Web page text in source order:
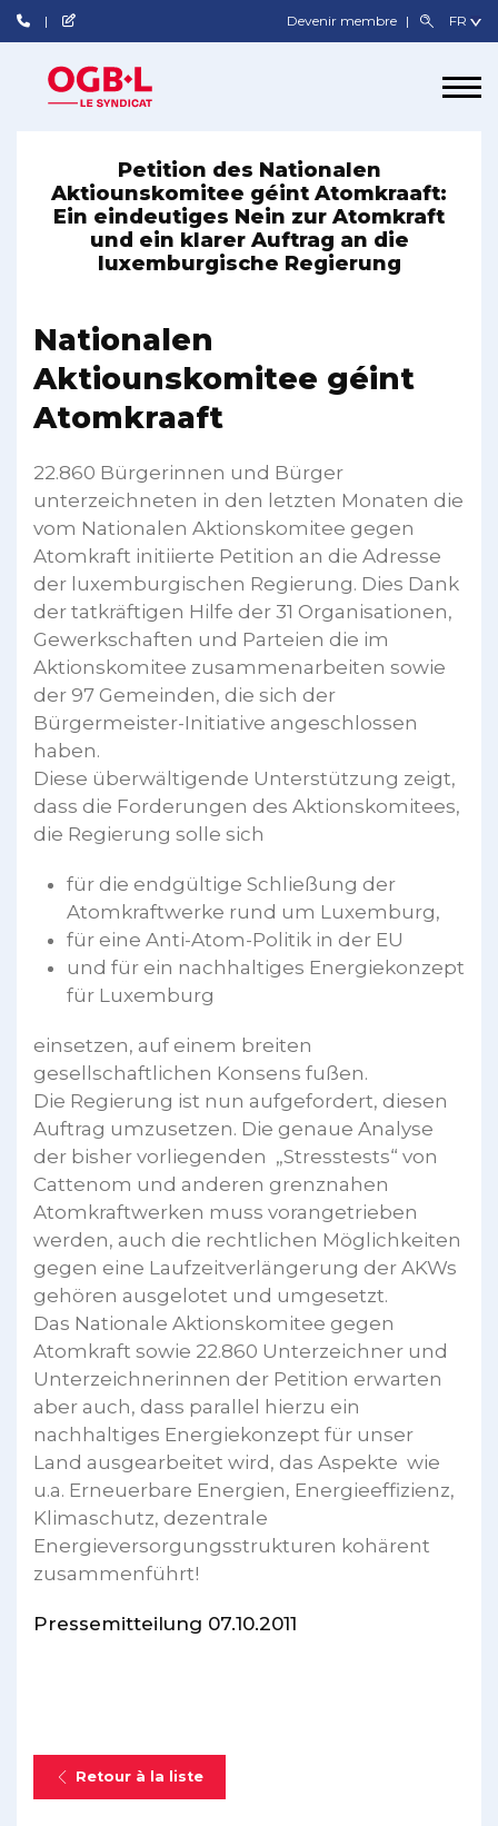
Devenir membre
Petition des Nationalen
Aktiounskomitee géint Atomkraaft:
Ein eindeutiges Nein zur Atomkraft
und ein klarer Auftrag an die
luxemburgische Regierung
Nationalen
Aktiounskomitee géint
Atomkraaft
22.860 Bürgerinnen und Bürger
unterzeichneten in den letzten Monaten die
vom Nationalen Aktionskomitee gegen
Atomkraft initiierte Petition an die Adresse
der luxemburgischen Regierung. Dies Dank
der tatkräftigen Hilfe der 31 Organisationen,
Gewerkschaften und Parteien die im
Aktionskomitee zusammenarbeiten sowie
der 97 Gemeinden, die sich der
Bürgermeister-Initiative angeschlossen
haben.
Diese überwältigende Unterstützung zeigt,
dass die Forderungen des Aktionskomitees,
die Regierung solle sich
für die endgültige Schließung der
Atomkraftwerke rund um Luxemburg,
für eine Anti-Atom-Politik in der EU
und für ein nachhaltiges Energiekonzept
für Luxemburg
einsetzen, auf einem breiten
gesellschaftlichen Konsens fußen.
Die Regierung ist nun aufgefordert, diesen
Auftrag umzusetzen. Die genaue Analyse
der bisher vorliegenden „Stresstests“ von
Cattenom und anderen grenznahen
Atomkraftwerken muss vorangetrieben
werden, auch die rechtlichen Möglichkeiten
gegen eine Laufzeitverlängerung der AKWs
gehören ausgelotet und umgesetzt.
Das Nationale Aktionskomitee gegen
Atomkraft sowie 22.860 Unterzeichner und
Unterzeichnerinnen der Petition erwarten
aber auch, dass parallel hierzu ein
nachhaltiges Energiekonzept für unser
Land ausgearbeitet wird, das Aspekte wie
u.a. Erneuerbare Energien, Energieeffizienz,
Klimaschutz, dezentrale
Energieversorgungsstrukturen kohärent
zusammenführt!
Pressemitteilung 07.10.2011
Retour à la liste